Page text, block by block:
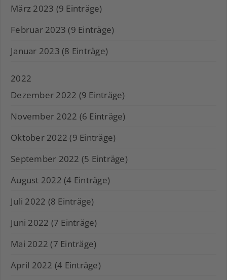
März 2023 (9 Einträge)
Februar 2023 (9 Einträge)
Januar 2023 (8 Einträge)
2022
Dezember 2022 (9 Einträge)
November 2022 (6 Einträge)
Oktober 2022 (9 Einträge)
September 2022 (5 Einträge)
August 2022 (4 Einträge)
Juli 2022 (8 Einträge)
Juni 2022 (7 Einträge)
Mai 2022 (7 Einträge)
April 2022 (4 Einträge)